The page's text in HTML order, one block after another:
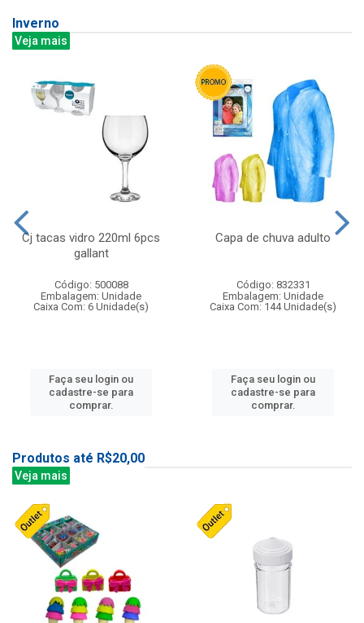
Inverno
Veja mais
Cj tacas vidro 220ml 6pcs
gallant
Código: 500088
Embalagem: Unidade
Caixa Com: 6 Unidade(s)
Faça seu login ou
cadastre-se para
comprar.
Capa de chuva adulto
Código: 832331
Embalagem: Unidade
Caixa Com: 144 Unidade(s)
Faça seu login ou
cadastre-se para
comprar.
Produtos até R$20,00
Veja mais